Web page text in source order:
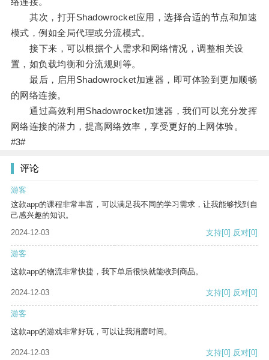
其次，打开Shadowrocket应用，选择合适的节点和加速
模式，例如全局代理或分流模式。
接下来，可以根据个人需求和网络情况，调整相关设
置，如负载均衡和分流规则等。
最后，启用Shadowrocket加速器，即可体验到更加顺畅
的网络连接。
通过高效利用Shadowrocket加速器，我们可以充分发挥
网络连接的潜力，提高网络效率，享受更好的上网体验。
#3#
评论
游客
这款app的课程非常丰富，可以满足我不同的学习需求，让我能够找到自
己感兴趣的知识。
2024-12-03
支持[0] 反对[0]
游客
这款app的物流非常快捷，我下单后很快就能收到商品。
2024-12-03 支持[0] 反对[0]
游客
这款app的游戏非常好玩，可以让我消磨时间。
2024-12-03 支持[0] 反对[0]